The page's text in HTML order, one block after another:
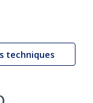
techniques